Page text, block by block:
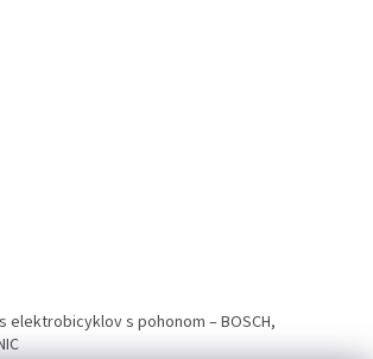
elektrobicyklov s pohonom – BOSCH,